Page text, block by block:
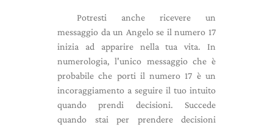
Potresti anche ricevere un
messaggio da un Angelo se il numero 17
inizia ad apparire nella tua vita. In
numerologia, l'unico messaggio che è
probabile che porti il ​​​​numero 17 è un
incoraggiamento a seguire il tuo intuito
quando prendi decisioni. Succede
quando stai per prendere decisioni